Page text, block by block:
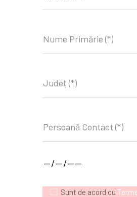
Sunt de acord cu